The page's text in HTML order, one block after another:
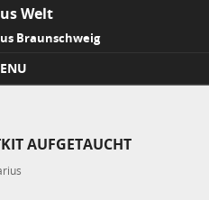
Welt
Braunschweig
AUFGETAUCHT